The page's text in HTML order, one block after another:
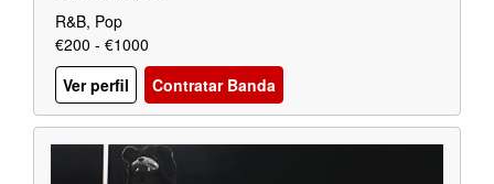
R&B, Pop
€200 - €1000
Ver perfil
Contratar Banda